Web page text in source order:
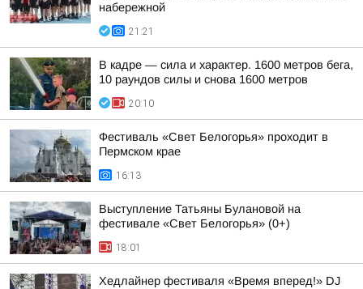
набережной
21:21
В кадре — сила и характер. 1600 метров бега,
10 раундов силы и снова 1600 метров
20:10
Фестиваль «Свет Белогорья» проходит в
Пермском крае
16:13
Выступление Татьяны Булановой на
фестивале «Свет Белогорья» (0+)
18:01
Хедлайнер фестиваля «Время вперед!» DJ